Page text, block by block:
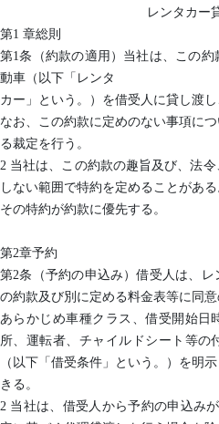
レンタカー
第1 章総則
第1条（約款の適用）当社は、この
動車（以下「レンタ
カー」という。）を借受人に貸し渡
なお、この約款に定めのない事項に
る裁定を行う。
2 当社は、この約款の趣旨及び、法
しない範囲で特約を定めることがあ
その特約が約款に優先する。
第2章予約
第2条（予約の申込み）借受人は、
の約款及び別に定める料金表等に同
あらかじめ車種クラス、借受開始日
所、運転者、チャイルドシート等の
（以下「借受条件」という。）を明
きる。
2 当社は、借受人から予約の申込み